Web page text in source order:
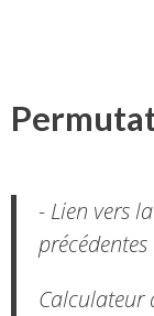
- Lien vers
précédentes
Calculateur